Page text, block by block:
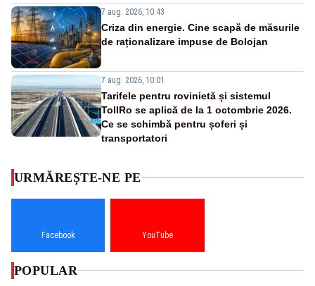
7 aug. 2026, 10:43
Criza din energie. Cine scapă de măsurile
de raționalizare impuse de Bolojan
7 aug. 2026, 10:01
Tarifele pentru rovinietă și sistemul
TollRo se aplică de la 1 octombrie 2026.
Ce se schimbă pentru șoferi și
transportatori
URMĂREȘTE-NE PE
Facebook YouTube
POPULAR